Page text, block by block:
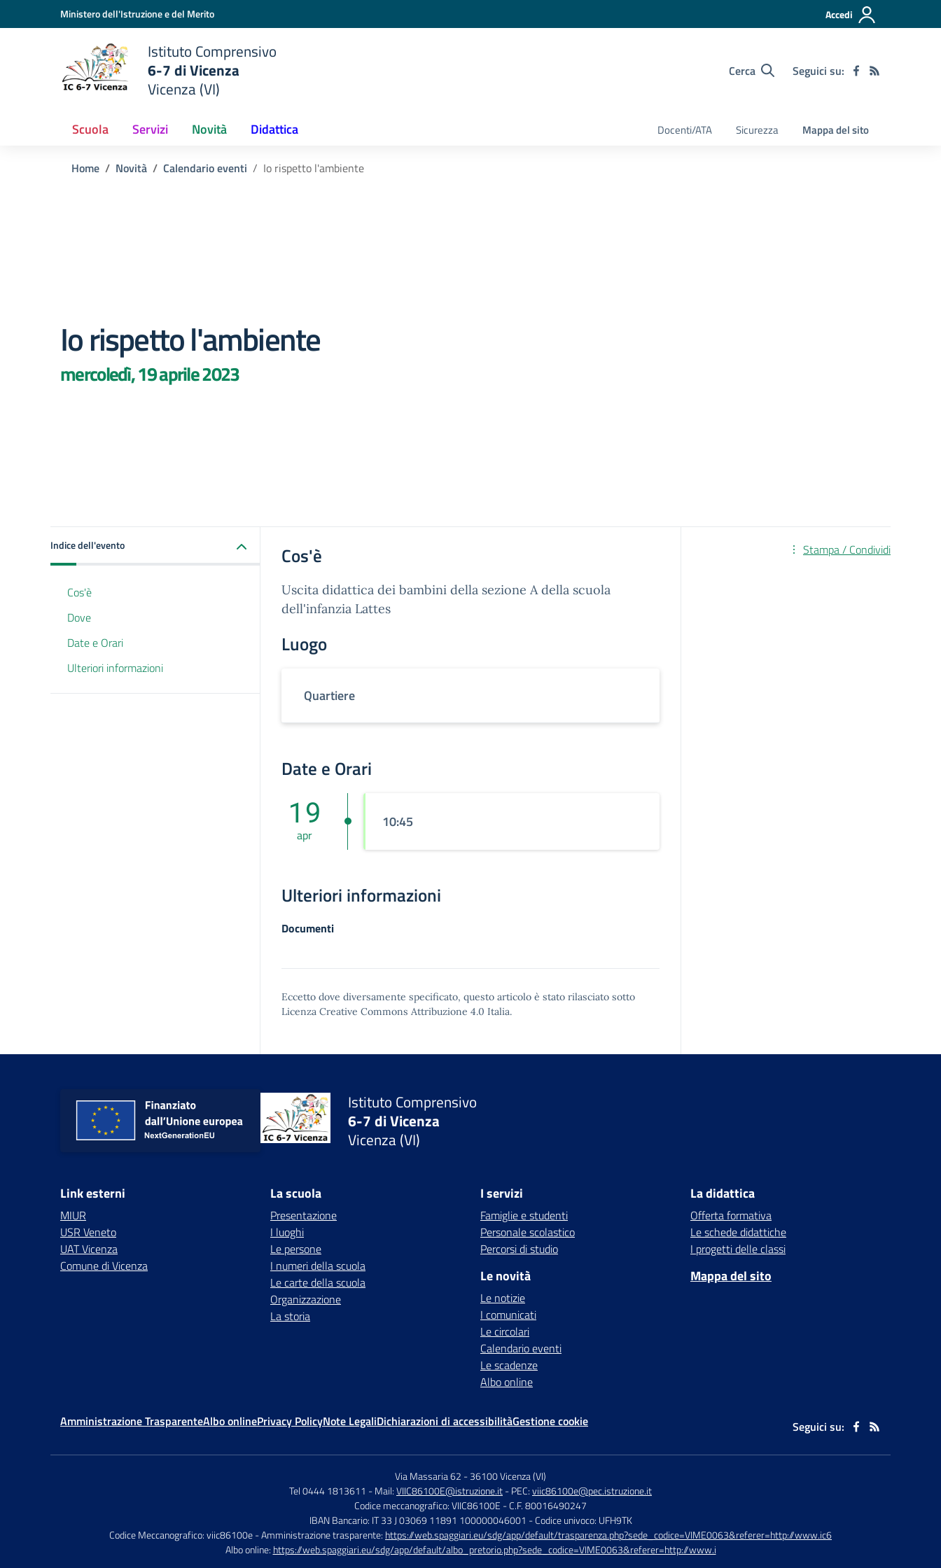
Vai ai contenuti
Vai al menu di navigazioneMinistero dell'Istruzione e del Merito Accedi
Istituto Comprensivo
6-7 di Vicenza
Vicenza (VI)
Cerca Seguici su:
Scuola Servizi Novità Didattica Docenti/ATA Sicurezza Mappa del sito
Home Novità Calendario eventi Io rispetto l'ambiente
Io rispetto l'ambiente
mercoledì, 19 aprile 2023
Indice dell'evento
Cos'è
Dove
Date e Orari
Ulteriori informazioni
Cos'è
Uscita didattica dei bambini della sezione A della scuola
dell'infanzia Lattes
Luogo
Quartiere
Date e Orari
19
apr
10:45
Ulteriori informazioni
Documenti
Eccetto dove diversamente specificato, questo articolo è stato rilasciato sotto
Licenza Creative Commons Attribuzione 4.0 Italia.
Stampa / Condividi
Istituto Comprensivo
6-7 di Vicenza
Vicenza (VI)
Link esterni
MIUR
USR Veneto
UAT Vicenza
Comune di Vicenza
La scuola
Presentazione
I luoghi
Le persone
I numeri della scuola
Le carte della scuola
Organizzazione
La storia
I servizi
Famiglie e studenti
Personale scolastico
Percorsi di studio
Le novità
Le notizie
I comunicati
Le circolari
Calendario eventi
Le scadenze
Albo online
La didattica
Offerta formativa
Le schede didattiche
I progetti delle classi
Mappa del sito
Amministrazione TrasparenteAlbo onlinePrivacy PolicyNote LegaliDichiarazioni di accessibilitàGestione cookie Seguici su:
Via Massaria 62 -36100 Vicenza (VI)
Tel 0444 1813611 - Mail:VIIC86100E@istruzione.it- PEC:viic86100e@pec.istruzione.it
Codice meccanografico: VIIC86100E - C.F. 80016490247
IBAN Bancario: IT 33 J 03069 11891 100000046001 - Codice univoco: UFH9TK
Codice Meccanografico: viic86100e- Amministrazione trasparente: https://web.spaggiari.eu/sdg/app/default/trasparenza.php?sede_codice=VIME0063&referer=http://www.ic6
Albo online: https://web.spaggiari.eu/sdg/app/default/albo_pretorio.php?sede_codice=VIME0063&referer=http://www.i